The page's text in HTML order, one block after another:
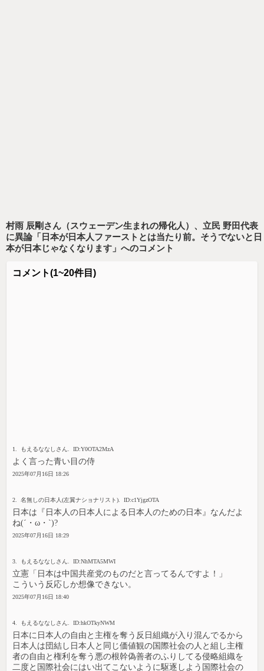
村雨 辰剛さん（スウェーデン生まれの帰化人）、立民 野田代表
に異論「日本が日本人ファーストとは当たり前。そうでないと日
本が日本じゃなくなります」 へのコメント
コメント(1~20件目)
1. もえるななしさん. ID:Y0OTA2MzA
よく言った青い目の侍
2025年07月16日 18:26
2. 名無しの日本人(左翼ナショナリスト). ID:c1YjgzOTA
日本は『日本人の日本人による日本人のための日本』なんだよ
ね(´・ω・`)?
2025年07月16日 18:29
3. もえるななしさん. ID:NhMTA5MWI
立憲「日本は中国共産党のものだと言ってるんですよ！」
こういう反応しか想像できない。
2025年07月16日 18:40
4. もえるななしさん. ID:hkOTkyNWM
日本に日本人の自由と主権を奪う反日組織が入り混んでるから
日本人は団結し日本人と同じ価値観の国際社会の人と組し主権
者の自由と権利を奪う悪の根幹偽善者のふりしてる侵略組織を
二度と国際社会にはい出てこないように駆逐しよう国際社会の